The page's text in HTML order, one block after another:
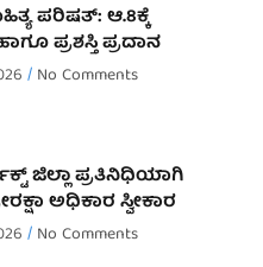
ಪರಿಷತ್: ಆ.8ಕ್ಕೆ
ಪ್ರಶಸ್ತಿ ಪ್ರದಾನ
No Comments
ಜಿಲ್ಲಾ ಪ್ರತಿನಿಧಿಯಾಗಿ
ಅಧಿಕಾರ ಸ್ವೀಕಾರ
No Comments